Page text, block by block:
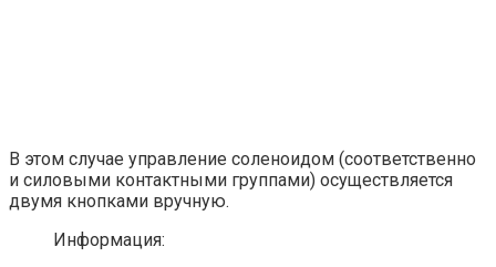
В этом случае управление соленоидом (соответственно
и силовыми контактными группами) осуществляется
двумя кнопками вручную.
Информация: